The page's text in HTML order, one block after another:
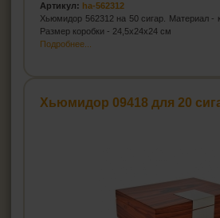
Артикул: ha-562312
Хьюмидор 562312 на 50 сигар. Материал -
Размер коробки - 24,5x24x24 см
Подробнее...
Хьюмидор 09418 для 20